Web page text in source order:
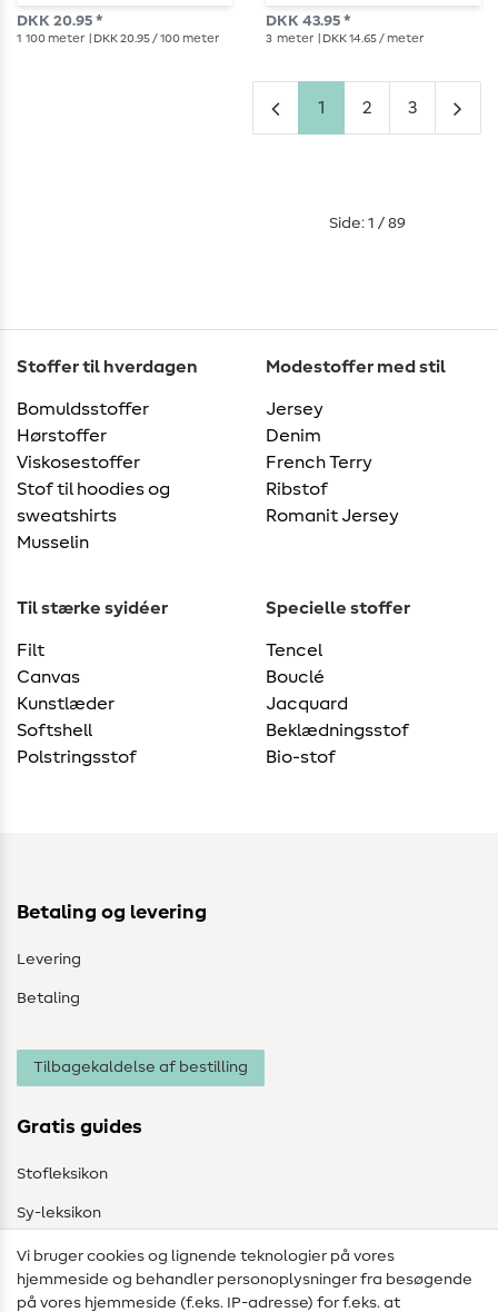
DKK 20.95 *
1 100 meter | DKK 20.95 / 100 meter
metalliseret
DKK 43.95 *
3 meter | DKK 14.65 / meter
1 2 3
Side: 1 / 89
Stoffer til hverdagen
Bomuldsstoffer
Hørstoffer
Viskosestoffer
Stof til hoodies og
sweatshirts
Musselin
Modestoffer med stil
Jersey
Denim
French Terry
Ribstof
Romanit Jersey
Til stærke syidéer
Filt
Canvas
Kunstlæder
Softshell
Polstringsstof
Specielle stoffer
Tencel
Bouclé
Jacquard
Beklædningsstof
Bio-stof
Betaling og levering
Levering
Betaling
Tilbagekaldelse af bestilling
Gratis guides
Stofleksikon
Sy-leksikon
Syvejledninger
Hjælp & kontakt
Vi bruger cookies og lignende teknologier på vores
hjemmeside og behandler personoplysninger fra besøgende
på vores hjemmeside (f.eks. IP-adresse) for f.eks. at